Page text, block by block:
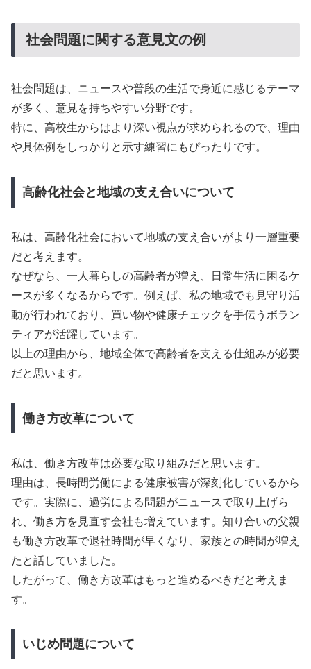
社会問題に関する意見文の例
社会問題は、ニュースや普段の生活で身近に感じるテーマ
が多く、意見を持ちやすい分野です。
特に、高校生からはより深い視点が求められるので、理由
や具体例をしっかりと示す練習にもぴったりです。
高齢化社会と地域の支え合いについて
私は、高齢化社会において地域の支え合いがより一層重要
だと考えます。
なぜなら、一人暮らしの高齢者が増え、日常生活に困るケ
ースが多くなるからです。例えば、私の地域でも見守り活
動が行われており、買い物や健康チェックを手伝うボラン
ティアが活躍しています。
以上の理由から、地域全体で高齢者を支える仕組みが必要
だと思います。
働き方改革について
私は、働き方改革は必要な取り組みだと思います。
理由は、長時間労働による健康被害が深刻化しているから
です。実際に、過労による問題がニュースで取り上げら
れ、働き方を見直す会社も増えています。知り合いの父親
も働き方改革で退社時間が早くなり、家族との時間が増え
たと話していました。
したがって、働き方改革はもっと進めるべきだと考えま
す。
いじめ問題について